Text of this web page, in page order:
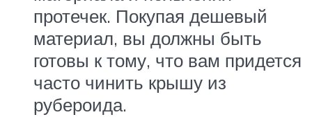
протечек. Покупая дешевый
материал, вы должны быть
готовы к тому, что вам придется
часто чинить крышу из
рубероида.